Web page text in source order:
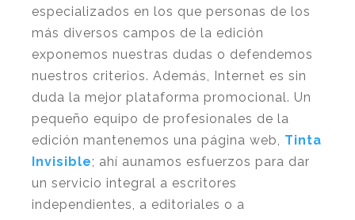
especializados en los que personas de los
más diversos campos de la edición
exponemos nuestras dudas o defendemos
nuestros criterios. Además, Internet es sin
duda la mejor plataforma promocional. Un
pequeño equipo de profesionales de la
edición mantenemos una página web, Tinta
Invisible; ahí aunamos esfuerzos para dar
un servicio integral a escritores
independientes, a editoriales o a